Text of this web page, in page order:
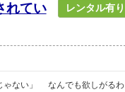
れてい
レンタル有り
ゃない」 なんでも欲しがるわ